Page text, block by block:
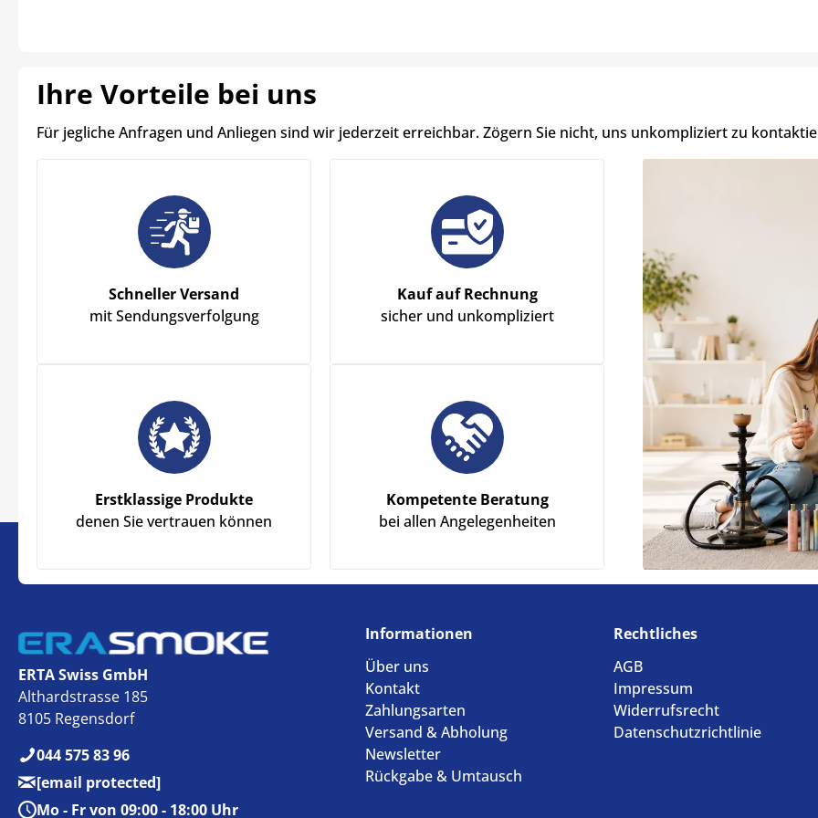
Ihre Vorteile bei uns
Für jegliche Anfragen und Anliegen sind wir jederzeit erreichbar. Zögern Sie nicht, uns unkompliziert zu
Schneller Versand
mit Sendungsverfolgung
Kauf auf Rechnung
sicher und unkompliziert
Erstklassige Produkte
denen Sie vertrauen können
Kompetente Beratung
bei allen Angelegenheiten
ERTA Swiss GmbH
Althardstrasse 185
8105 Regensdorf
044 575 83 96
[email protected]
Mo - Fr von 09:00 - 18:00 Uhr
Informationen
Über uns
Kontakt
Zahlungsarten
Versand & Abholung
Newsletter
Rückgabe & Umtausch
Rechtliches
AGB
Impressum
Widerrufsrecht
Datenschutzrichtlinie